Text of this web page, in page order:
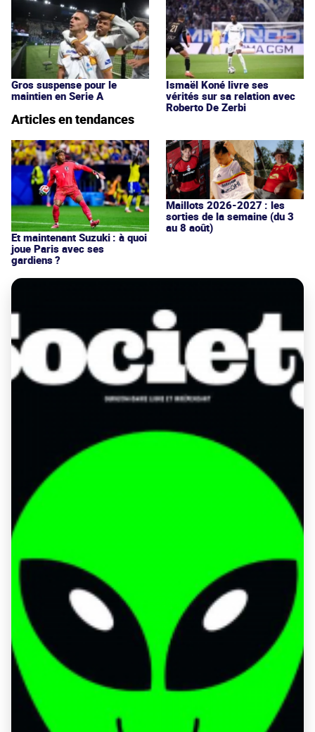
Gros suspense pour le
maintien en Serie A
Ismaël Koné livre ses
vérités sur sa relation avec
Roberto De Zerbi
Articles en tendances
Et maintenant Suzuki : à quoi
joue Paris avec ses
gardiens ?
Maillots 2026-2027 : les
sorties de la semaine (du 3
au 8 août)